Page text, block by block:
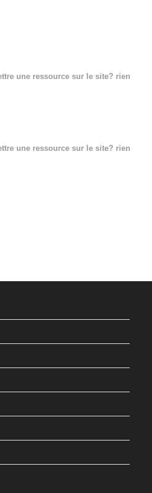
une ressource sur le site? rien
une ressource sur le site? rien